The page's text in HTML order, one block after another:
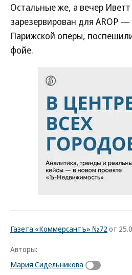
Остальные же, а вечер
зарезервирован для AROP
Парижской оперы,
фойе.
Газета «Коммерсантъ» №72 от
Авторы:
Мария Сидельникова